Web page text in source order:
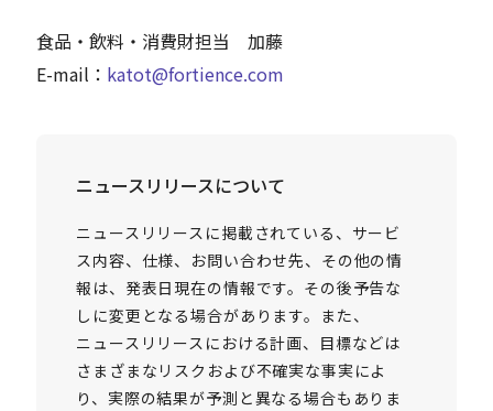
食品・飲料・消費財担当 加藤
E-mail： katot@fortience.com
ニュースリリースについて
ニュースリリースに掲載されている、サービ
ス内容、仕様、お問い合わせ先、その他の情
報は、発表日現在の情報です。その後予告な
しに変更となる場合があります。また、
ニュースリリースにおける計画、目標などは
さまざまなリスクおよび不確実な事実によ
り、実際の結果が予測と異なる場合もありま